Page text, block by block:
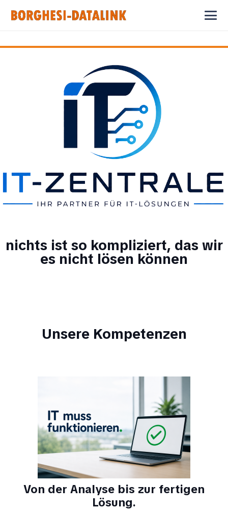
nichts ist so kompliziert, das wir
es nicht lösen können
Unsere Kompetenzen
Von der Analyse bis zur fertigen
Lösung.